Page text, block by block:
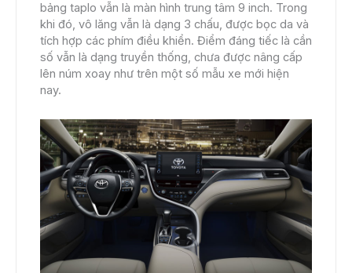
bảng taplo vẫn là màn hình trung tâm 9 inch. Trong
khi đó, vô lăng vẫn là dạng 3 chấu, được bọc da và
tích hợp các phím điều khiển. Điểm đáng tiếc là cần
số vẫn là dạng truyền thống, chưa được nâng cấp
lên núm xoay như trên một số mẫu xe mới hiện
nay.